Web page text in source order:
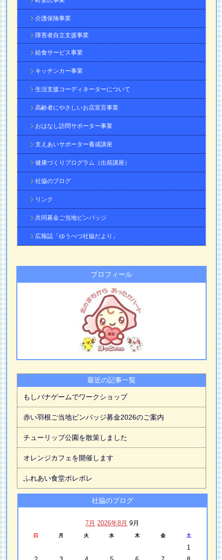
介護保険事業
障害者自立支援事業
給食サービス事業
キッチンカー事業
生活支援コーディネーターについて
高齢者にやさしいお店宣言事業
おはなし訪問サポーター事業
支えあいサポーター養成講座
健康づくりプログラム（出前講座）
社協のブログ
リンク
共同募金ご当地ピンバッジ
広報誌「ゆうべつ社協だより」
プロフィール
最近の記事一覧
もしバナゲームでワークショップ
赤い羽根ご当地ピンバッジ募金2026のご案内
チューリップ公園を散策しました
オレンジカフェを開催します
ふれあい食堂ポレポレ
社協のブログ
7月 2026年8月 9月
日 月 火 水 木 金 土
1